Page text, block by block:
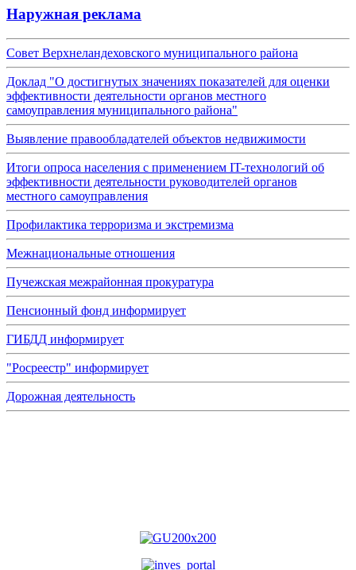
Наружная реклама
Совет Верхнеландеховского муниципального района
Доклад "О достигнутых значениях показателей для оценки
эффективности деятельности органов местного
самоуправления муниципального района"
Выявление правообладателей объектов недвижимости
Итоги опроса населения с применением IT-технологий об
эффективности деятельности руководителей органов
местного самоуправления
Профилактика терроризма и экстремизма
Межнациональные отношения
Пучежская межрайонная прокуратура
Пенсионный фонд информирует
ГИБДД информирует
"Росреестр" информирует
Дорожная деятельность